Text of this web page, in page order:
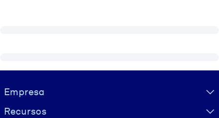
Visually hidden Text
Empresa
Recursos